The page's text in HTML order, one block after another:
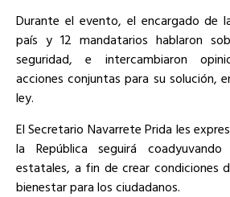
Durante el evento, el encargado de
país y 12 mandatarios hablaron
seguridad, e intercambiaron
acciones conjuntas para su solución,
ley.
El Secretario Navarrete Prida les
la República seguirá
estatales, a fin de crear condiciones
bienestar para los ciudadanos.